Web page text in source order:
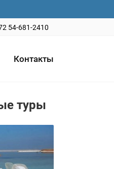
54-681-2410
Контакты
туры